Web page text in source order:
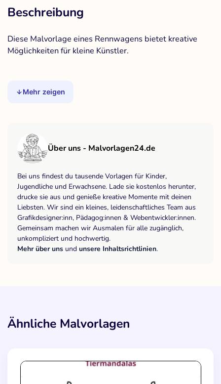
Beschreibung
Diese Malvorlage eines Rennwagens bietet kreative
Möglichkeiten für kleine Künstler.
Mehr zeigen
Über uns - Malvorlagen24.de
Bei uns findest du tausende Vorlagen für Kinder,
Jugendliche und Erwachsene. Lade sie kostenlos herunter,
drucke sie aus und genieße kreative Momente mit deinen
Liebsten. Wir sind ein kleines, leidenschaftliches Team aus
Grafikdesigner:inn, Pädagog:innen & Webentwickler:innen.
Gemeinsam machen wir Ausmalen für alle zugänglich,
unkompliziert und hochwertig.
Mehr über uns und unsere Inhaltsrichtlinien.
Ähnliche Malvorlagen